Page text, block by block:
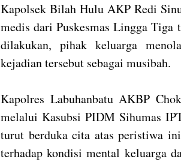
Kapolsek Bilah Hulu AKP Redi
medis dari Puskesmas Lingga
dilakukan, pihak keluarga
kejadian tersebut sebagai musibah.
Kapolres Labuhanbatu AKBP
melalui Kasubsi PIDM Sihumas
turut berduka cita atas peristiwa
terhadap kondisi mental keluarga